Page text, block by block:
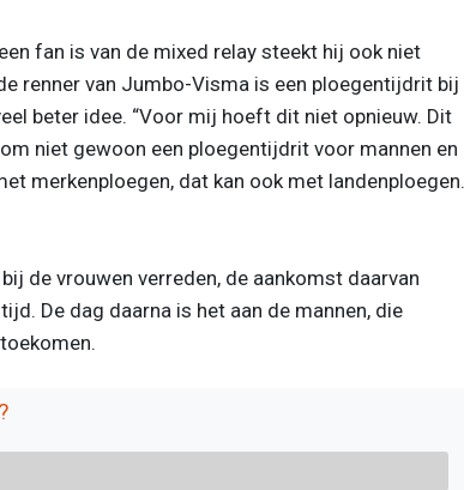
fan is van de mixed relay steekt hij ook niet
renner van Jumbo-Visma is een ploegentijdrit bij
beter idee. “Voor mij hoeft dit niet opnieuw. Dit
niet gewoon een ploegentijdrit voor mannen en
merkenploegen, dat kan ook met landenploegen.
de vrouwen verreden, de aankomst daarvan
De dag daarna is het aan de mannen, die